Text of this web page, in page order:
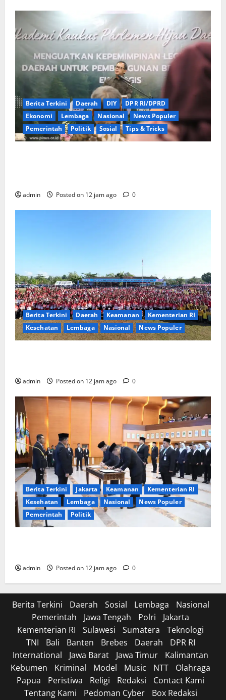
Berita Terkini Daerah DIY
DPR RI/DPRD
Ekonomi
Lembaga Nasional
News Populer
Pemerintah
Politik Sosial Tips & Tricks
admin Posted on 12 jam ago 0
Berita Terkini Daerah Keamanan
Kementerian RI
Kesehatan
Lembaga Nasional News Populer
admin Posted on 12 jam ago 0
Berita Terkini Jakarta Keamanan
Kementerian RI
Kesehatan
Lembaga Nasional
News Populer
Pemerintah
Politik
admin Posted on 12 jam ago 0
Berita Terkini Daerah Sosial Lembaga
Nasional
Pemerintah
Jawa Tengah Polri
Jakarta
Kementerian RI
Sulawesi Sumatera
Teknologi
TNI
Bali Banten Brebes Daerah
DPR RI
International
Jawa Barat Jawa Timur
Kalimantan
Kebumen
Kriminal Model Music NTT
Olahraga
Papua
Peristiwa Religi Redaksi
Contact Kami
Tentang Kami
Pedoman Cyber Box Redaksi